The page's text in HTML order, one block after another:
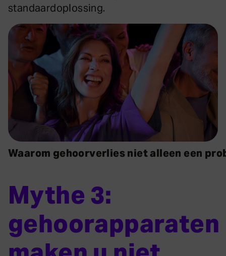
standaardoplossing.
Waarom gehoorverlies niet alleen een
Mythe 3:
gehoorapparaten